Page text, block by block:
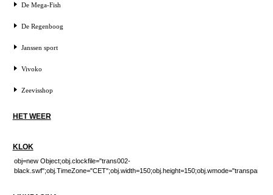
De Mega-Fish
De Regenboog
Janssen sport
Vivoko
Zeevisshop
HET WEER
KLOK
obj=new Object;obj.clockfile="trans002-